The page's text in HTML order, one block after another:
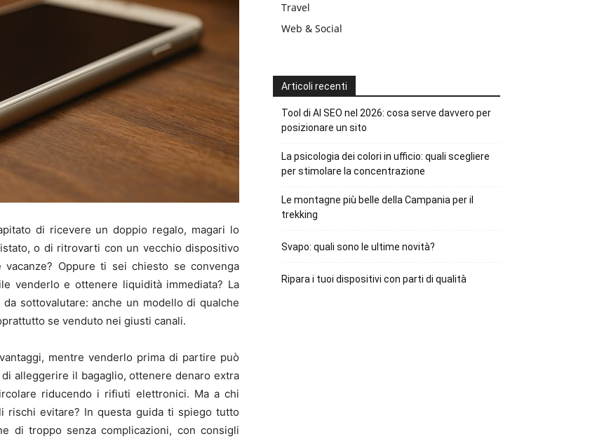
di ricevere un doppio regalo, magari lo
o di ritrovarti con un vecchio dispositivo
Oppure ti sei chiesto se convenga
venderlo e ottenere liquidità immediata? La
da sottovalutare: anche un modello di qualche
se venduto nei giusti canali.
mentre venderlo prima di partire può
alleggerire il bagaglio, ottenere denaro extra
riducendo i rifiuti elettronici. Ma a chi
rischi evitare? In questa guida ti spiego tutto
di troppo senza complicazioni, con consigli
Travel
Web & Social
Articoli recenti
Tool di AI SEO nel 2026: cosa serve davvero per
posizionare un sito
La psicologia dei colori in ufficio: quali scegliere
per stimolare la concentrazione
Le montagne più belle della Campania per il
trekking
Svapo: quali sono le ultime novità?
Ripara i tuoi dispositivi con parti di qualità